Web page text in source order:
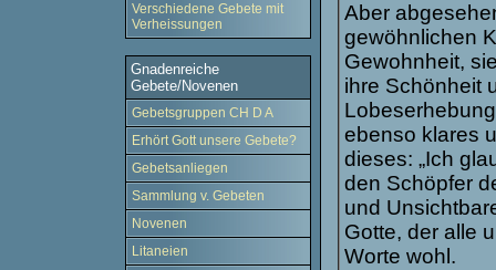
Verschiedene Gebete mit
Verheissungen
Gnadenreiche
Gebete/Novenen
Gebetsgruppen CH D A
Erhört Gott unsere Gebete?
Gebetsanliegen
Sammlung v. Gebeten
Novenen
Litaneien
Aber
gewöhnlichen
Gewohnheit,
ihre Schönheit
ebenso klares
dieses: „Ich
den Schöpfer
und
Gotte, der alle
Worte wohl.